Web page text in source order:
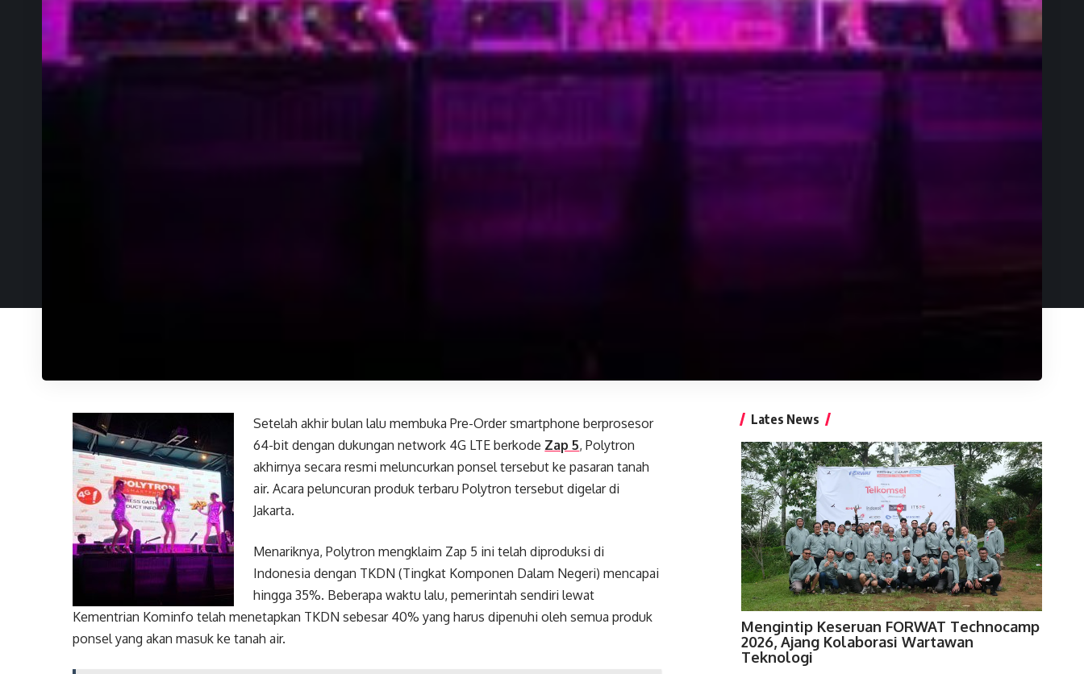
Setelah akhir bulan lalu membuka Pre-Order smartphone berprosesor
64-bit dengan dukungan network 4G LTE berkode Zap 5, Polytron
akhirnya secara resmi meluncurkan ponsel tersebut ke pasaran tanah
air. Acara peluncuran produk terbaru Polytron tersebut digelar di
Jakarta.
Menariknya, Polytron mengklaim Zap 5 ini telah diproduksi di
Indonesia dengan TKDN (Tingkat Komponen Dalam Negeri) mencapai
hingga 35%. Beberapa waktu lalu, pemerintah sendiri lewat
Kementrian Kominfo telah menetapkan TKDN sebesar 40% yang harus dipenuhi oleh semua produk
ponsel yang akan masuk ke tanah air.
Lates News
Mengintip Keseruan FORWAT Technocamp
2026, Ajang Kolaborasi Wartawan
Teknologi